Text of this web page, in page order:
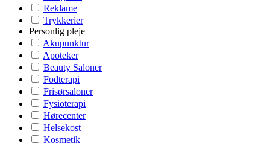
Reklame
Trykkerier
Personlig pleje
Akupunktur
Apoteker
Beauty Saloner
Fodterapi
Frisørsaloner
Fysioterapi
Hørecenter
Helsekost
Kosmetik